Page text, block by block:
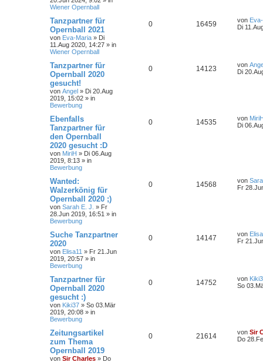
Wiener Opernball
Tanzpartner für
Opernball 2021
von Eva-Maria » Di
11.Aug 2020, 14:27 » in
Wiener Opernball
0 16459 von
Di
Tanzpartner für
Opernball 2020
gesucht!
von Angel » Di 20.Aug
2019, 15:02 » in
Bewerbung
0 14123 von
Di
Ebenfalls
Tanzpartner für
den Opernball
2020 gesucht :D
von MiriH » Di 06.Aug
2019, 8:13 » in
Bewerbung
0 14535 von
Di
Wanted:
Walzerkönig für
Opernball 2020 ;)
von Sarah E. J. » Fr
28.Jun 2019, 16:51 » in
Bewerbung
0 14568 von
Fr
Suche Tanzpartner
2020
von Elisa11 » Fr 21.Jun
2019, 20:57 » in
Bewerbung
0 14147 von
Fr
Tanzpartner für
Opernball 2020
gesucht :)
von Kiki37 » So 03.Mär
2019, 20:08 » in
Bewerbung
0 14752 von
So
Zeitungsartikel
zum Thema
Opernball 2019
von Sir Charles » Do
0 21614 von Sir
Do